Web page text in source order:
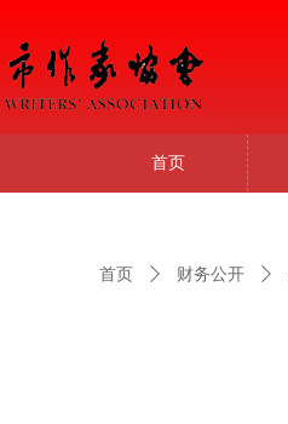
首页
首页 ꄲ 财务公开 ꄲ